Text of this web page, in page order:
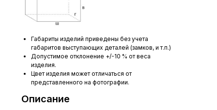
Описание
Габариты изделий приведены без учета
габаритов выступающих деталей (замков, и т.п.)
Допустимое отклонение +/-10 % от веса
изделия.
Цвет изделия может отличаться от
представленного на фотографии.